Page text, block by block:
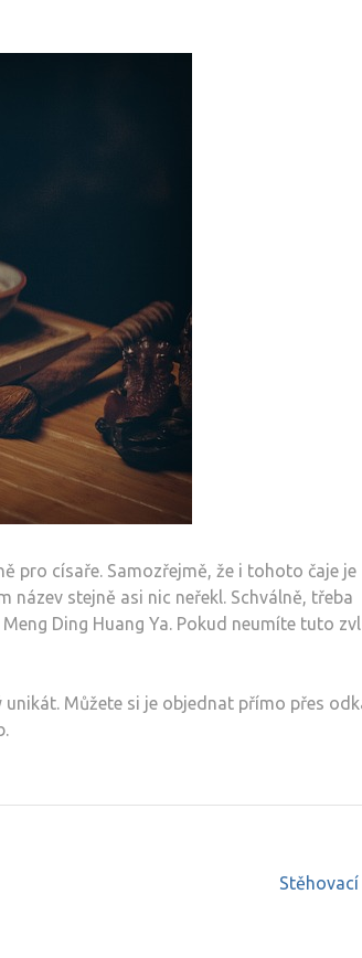
pro císaře. Samozřejmě, že i tohoto čaje je
název stejně asi nic neřekl. Schválně, třeba
Ding Huang Ya. Pokud neumíte tuto
Můžete si je objednat přímo přes